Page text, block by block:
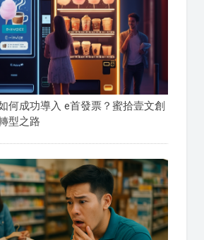
何成功導入 e首發票？蜜拾壹文創
型之路